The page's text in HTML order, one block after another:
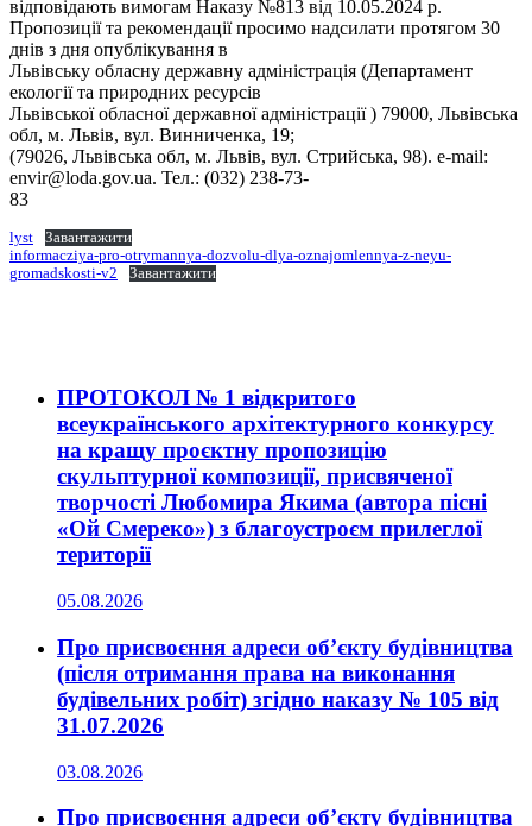
відповідають вимогам Наказу №813 від 10.05.2024 р.
Пропозиції та рекомендації просимо надсилати протягом 30
днів з дня опублікування в
Львівську обласну державну адміністрація (Департамент
екології та природних ресурсів
Львівської обласної державної адміністрації ) 79000, Львівська
обл, м. Львів, вул. Винниченка, 19;
(79026, Львівська обл, м. Львів, вул. Стрийська, 98). e-mail:
envir@loda.gov.ua. Тел.: (032) 238-73-
83
lyst
Завантажити
informacziya-pro-otrymannya-dozvolu-dlya-oznajomlennya-z-neyu-
gromadskosti-v2
Завантажити
ПРОТОКОЛ № 1 відкритого
всеукраїнського архітектурного конкурсу
на кращу проєктну пропозицію
скульптурної композиції, присвяченої
творчості Любомира Якима (автора пісні
«Ой Смереко») з благоустроєм прилеглої
території
05.08.2026
Про присвоєння адреси об’єкту будівництва
(після отримання права на виконання
будівельних робіт) згідно наказу № 105 від
31.07.2026
03.08.2026
Про присвоєння адреси об’єкту будівництва